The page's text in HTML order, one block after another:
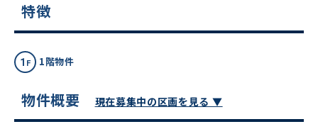
特徴
1階物件
物件概要 現在募集中の区画を見る ▼